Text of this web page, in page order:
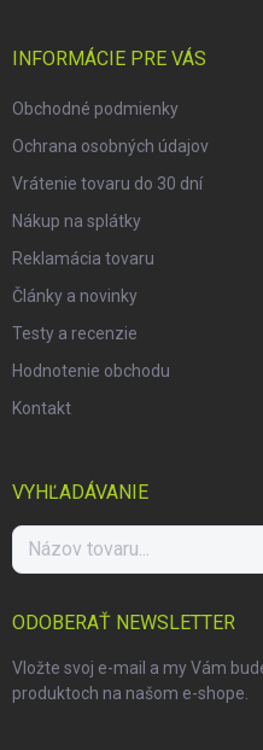
INFORMÁCIE PRE VÁS
Obchodné podmienky
Ochrana osobných údajov
Vrátenie tovaru do 30 dní
Nákup na splátky
Reklamácia tovaru
Články a novinky
Testy a recenzie
Hodnotenie obchodu
Kontakt
VYHĽADÁVANIE
ODOBERAŤ NEWSLETTER
Vložte svoj e-mail a my Vám
produktoch na našom e-shope.